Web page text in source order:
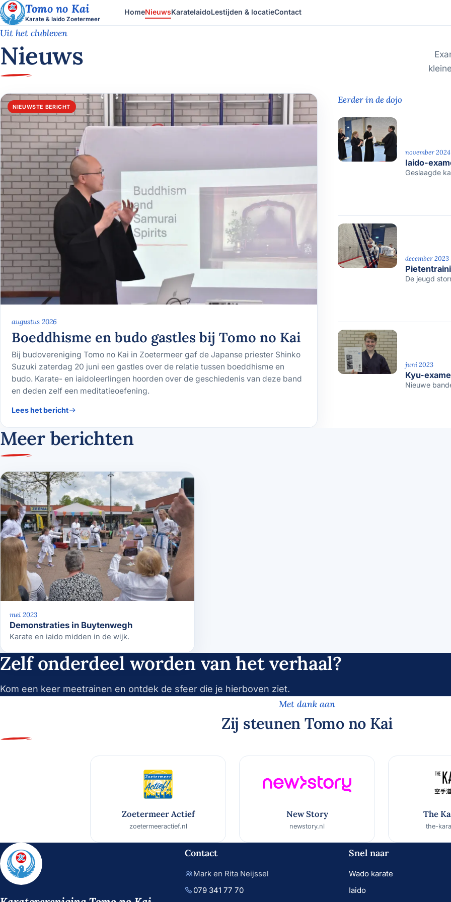
Tomo no Kai
Karate & Iaido Zoetermeer
HomeNieuwsKarateIaidoLestijden & locatieContact
Uit het clubleven
Nieuws
NIEUWSTE BERICHT
augustus 2026
Boeddhisme en budo gastles bij Tomo no Kai
Bij budovereniging Tomo no Kai in Zoetermeer gaf de Japanse priester Shinko
Suzuki zaterdag 20 juni een gastles over de relatie tussen boeddhisme en
budo. Karate- en iaidoleerlingen hoorden over de geschiedenis van deze band
en deden zelf een meditatieoefening.
Lees het bericht
Eerder in de dojo
november 2024
Iaido-
Geslaagde
december 2023
De jeugd
juni 2023
Kyu-
Nieuwe
Meer berichten
mei 2023
Demonstraties in Buytenwegh
Karate en iaido midden in de wijk.
Zelf onderdeel worden van het verhaal?
Kom een keer meetrainen en ontdek de sfeer die je hierboven ziet.
Met dank aan
Zij steunen Tomo no Kai
Zoetermeer Actief
zoetermeeractief.nl
New Story
newstory.nl
The
the-
Contact
Mark en Rita Neijssel
079 341 77 70
Snel naar
Wado karate
Iaido